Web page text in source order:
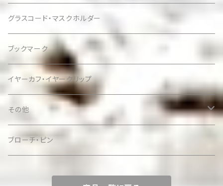
グラスコード・マスクホルダー
ブックマーク
イヤーカフ・イヤークリップ
その他
ケース
ブローチ・ピン